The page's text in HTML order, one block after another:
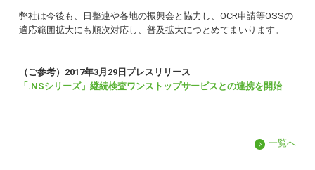
弊社は今後も、日整連や各地の振興会と協力し、OCR申請等OSSの
適応範囲拡大にも順次対応し、普及拡大につとめてまいります。
（ご参考）2017年3月29日プレスリリース
「.NSシリーズ」継続検査ワンストップサービスとの連携を開始
一覧へ